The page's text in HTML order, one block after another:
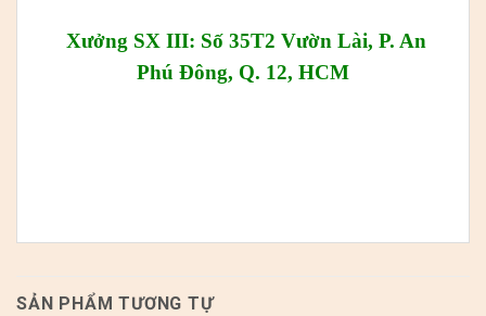
Xưởng SX III: Số 35T2 Vườn Lài, P. An
Phú Đông, Q. 12, HCM
SẢN PHẨM TƯƠNG TỰ